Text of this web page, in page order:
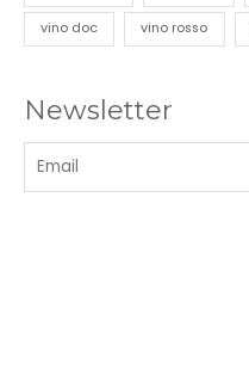
vino doc vino rosso
Newsletter